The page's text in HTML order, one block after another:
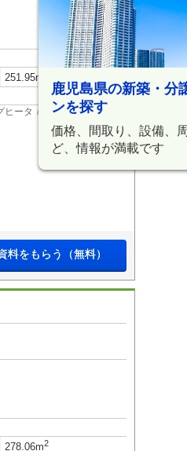
251.95m
ヒータ
料をもらう（無料）
278.06m2
鹿児島県の新築・分
ンを探す
価格、間取り、設備、
ど、情報が満載です